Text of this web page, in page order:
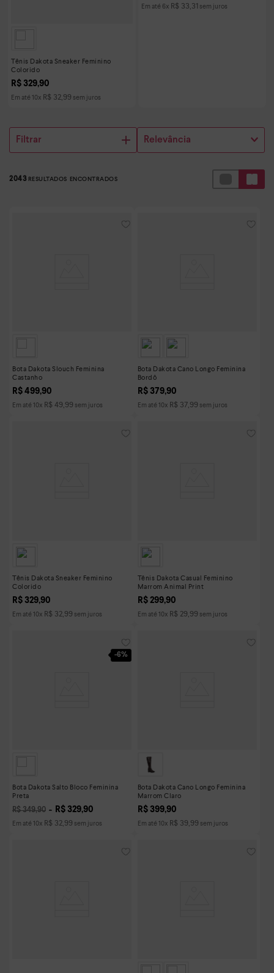
Tênis Dakota Sneaker Feminino
Colorido
R$ 329,90
Em até10x R$ 32,99 sem juros
Em até 6x R$ 33,31 sem juros
Filtrar Relevância
2043
Bota Dakota Slouch Feminina
Castanho
R$ 499,90
Em até 10x R$ 49,99 sem juros
Bota Dakota Cano Longo Feminina
Bordô
R$ 379,90
Em até 10x R$ 37,99 sem juros
Tênis Dakota Sneaker Feminino
Colorido
R$ 329,90
Em até 10x R$ 32,99 sem juros
Tênis Dakota Casual Feminino
Marrom Animal Print
R$ 299,90
Em até 10x R$ 29,99 sem juros
-6%
Bota Dakota Salto Bloco Feminina
Preta
R$ 349,90 R$ 329,90
Em até 10x R$ 32,99 sem juros
Bota Dakota Cano Longo Feminina
Marrom Claro
R$ 399,90
Em até 10x R$ 39,99 sem juros